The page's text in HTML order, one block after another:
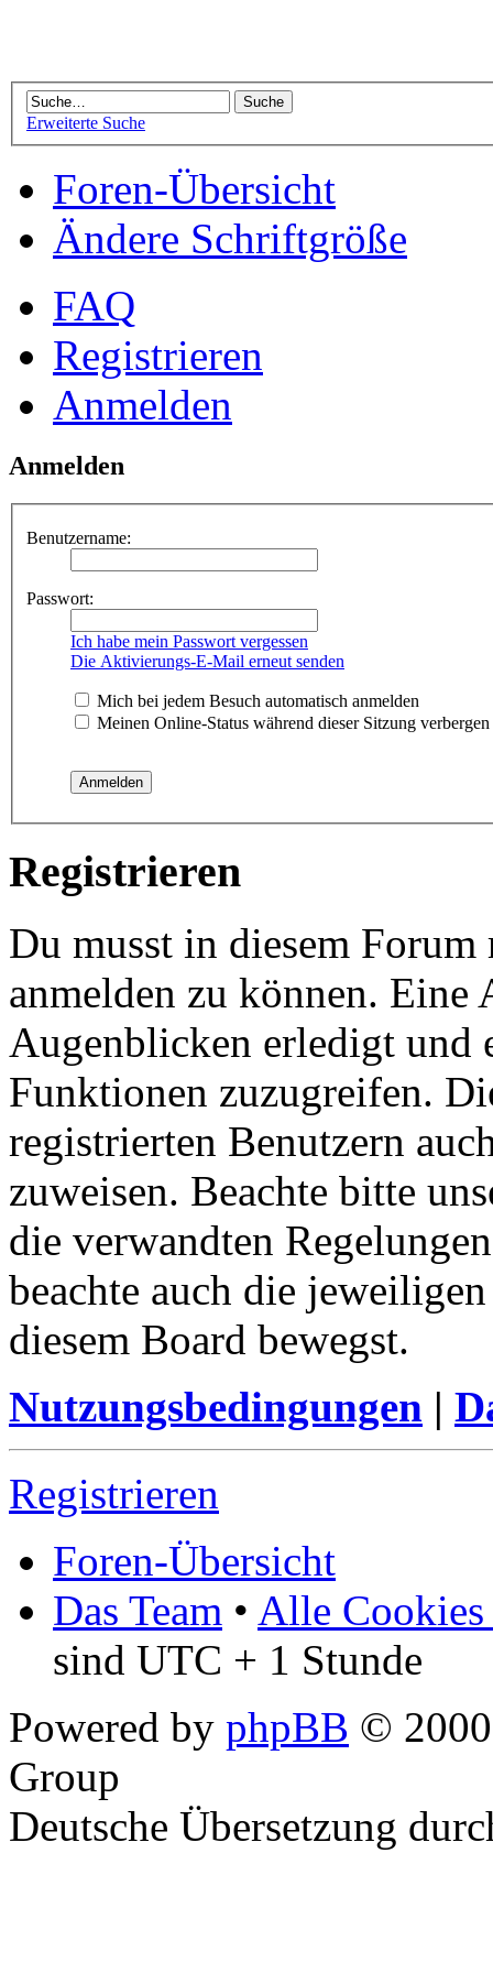
Erweiterte Suche
Foren-Übersicht
Ändere Schriftgröße
FAQ
Registrieren
Anmelden
Anmelden
Benutzername:
Passwort:
Ich habe mein Passwort vergessen
Die Aktivierungs-E-Mail erneut senden
Mich bei jedem Besuch automatisch anmelden
Meinen Online-Status während dieser Sitzung verbergen
Registrieren
Du musst in diesem
anmelden zu können.
Augenblicken erledigt und
Funktionen zuzugreifen.
registrierten Benutzern
zuweisen. Beachte bitte
die verwandten
beachte auch die
diesem Board bewegst.
Nutzungsbedingungen |
Registrieren
Foren-Übersicht
Das Team • Alle Cookies
sind UTC + 1 Stunde
Powered by phpBB ©
Group
Deutsche Übersetzung